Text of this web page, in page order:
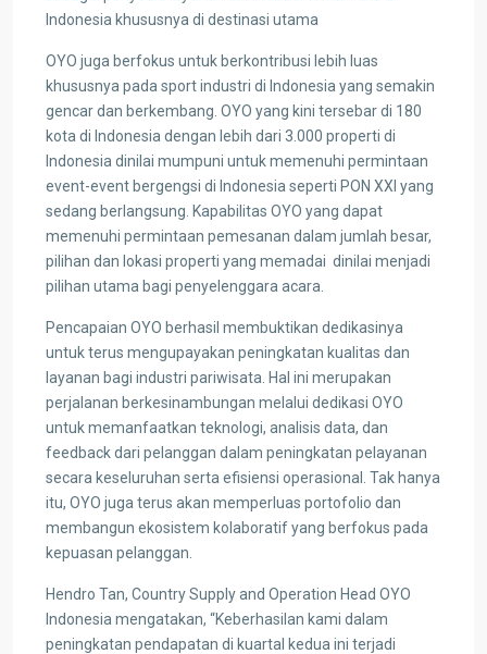
Indonesia khususnya di destinasi utama
OYO juga berfokus untuk berkontribusi lebih luas
khususnya pada sport industri di Indonesia yang semakin
gencar dan berkembang. OYO yang kini tersebar di 180
kota di Indonesia dengan lebih dari 3.000 properti di
Indonesia dinilai mumpuni untuk memenuhi permintaan
event-event bergengsi di Indonesia seperti PON XXI yang
sedang berlangsung. Kapabilitas OYO yang dapat
memenuhi permintaan pemesanan dalam jumlah besar,
pilihan dan lokasi properti yang memadai dinilai menjadi
pilihan utama bagi penyelenggara acara.
Pencapaian OYO berhasil membuktikan dedikasinya
untuk terus mengupayakan peningkatan kualitas dan
layanan bagi industri pariwisata. Hal ini merupakan
perjalanan berkesinambungan melalui dedikasi OYO
untuk memanfaatkan teknologi, analisis data, dan
feedback dari pelanggan dalam peningkatan pelayanan
secara keseluruhan serta efisiensi operasional. Tak hanya
itu, OYO juga terus akan memperluas portofolio dan
membangun ekosistem kolaboratif yang berfokus pada
kepuasan pelanggan.
Hendro Tan, Country Supply and Operation Head OYO
Indonesia mengatakan, “Keberhasilan kami dalam
peningkatan pendapatan di kuartal kedua ini terjadi